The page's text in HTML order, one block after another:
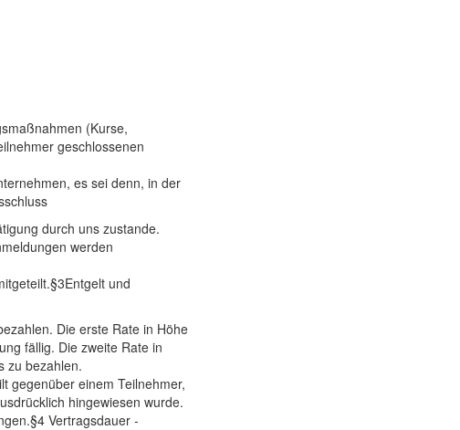
(Kurse,
geschlossenen
es sei denn, in der
durch uns zustande.
werden
und
Die erste Rate in Höhe
fällig. Die zweite Rate in
zu bezahlen.
gegenüber einem Teilnehmer,
hingewiesen wurde.
Vertragsdauer -